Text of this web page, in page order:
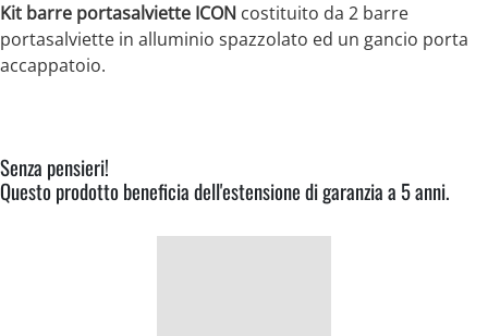
Kit barre portasalviette ICON costituito da 2 barre
portasalviette in alluminio spazzolato ed un gancio porta
accappatoio.
Senza pensieri!
Questo prodotto beneficia dell'estensione di garanzia a 5 anni.